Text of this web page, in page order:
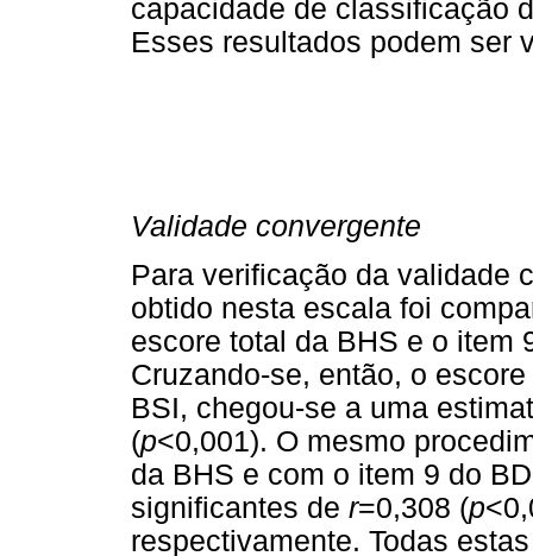
capacidade de classificação
Esses resultados podem ser
Validade convergente
Para verificação da validade
obtido nesta escala foi
escore total da BHS e o item
Cruzando-se, então, o
BSI, chegou-se a uma
(p<0,001). O mesmo
da BHS e com o item 9 do
significantes de r=0,308 (p
respectivamente. Todas